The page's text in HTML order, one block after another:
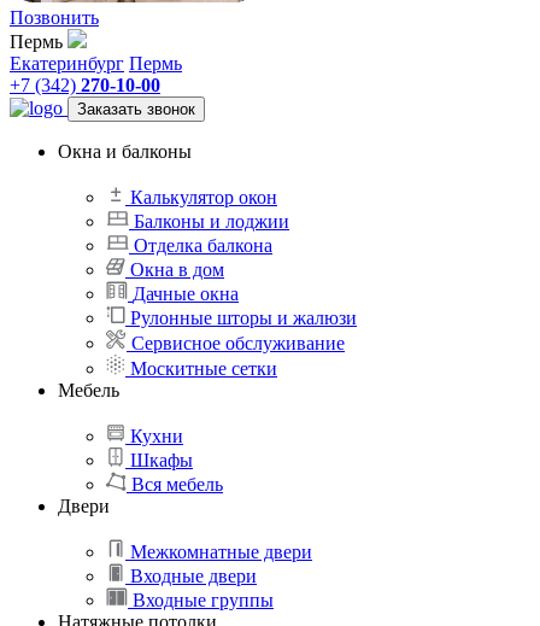
Позвонить
Пермь
Екатеринбург Пермь
+7 (342) 270-10-00
Заказать звонок
Окна и балконы
Калькулятор окон
Балконы и лоджии
Отделка балкона
Окна в дом
Дачные окна
Рулонные шторы и жалюзи
Сервисное обслуживание
Москитные сетки
Мебель
Кухни
Шкафы
Вся мебель
Двери
Межкомнатные двери
Входные двери
Входные группы
Натяжные потолки